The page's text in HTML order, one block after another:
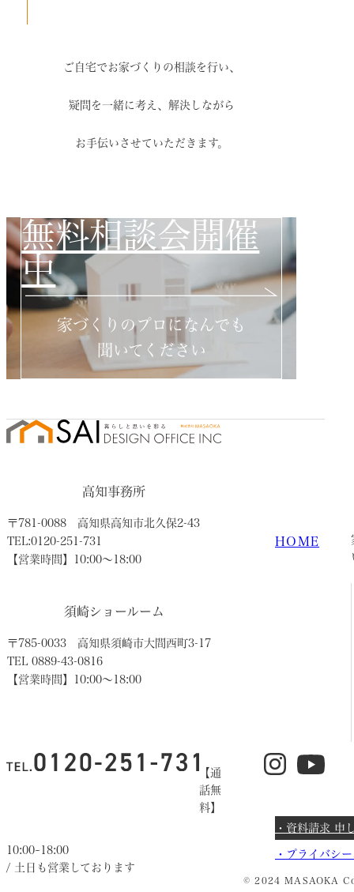
ご自宅でお家づくりの相談を行い、
疑問を一緒に考え、解決しながら
お手伝いさせていただきます。
無料相談会開催
中
家づくりのプロになんでも
聞いてください
高知事務所
〒781-0088 高知県高知市北久保2-43
TEL:0120-251-731
【営業時間】10:00〜18:00
須崎ショールーム
〒785-0033 高知県須崎市大間西町3-17
TEL 0889-43-0816
【営業時間】10:00〜18:00
【通
話無
料】
10:00~18:00
/ 土日も営業しております
HOME
・資料請求 申
・ プライバシ
© 2024 MASAOKA